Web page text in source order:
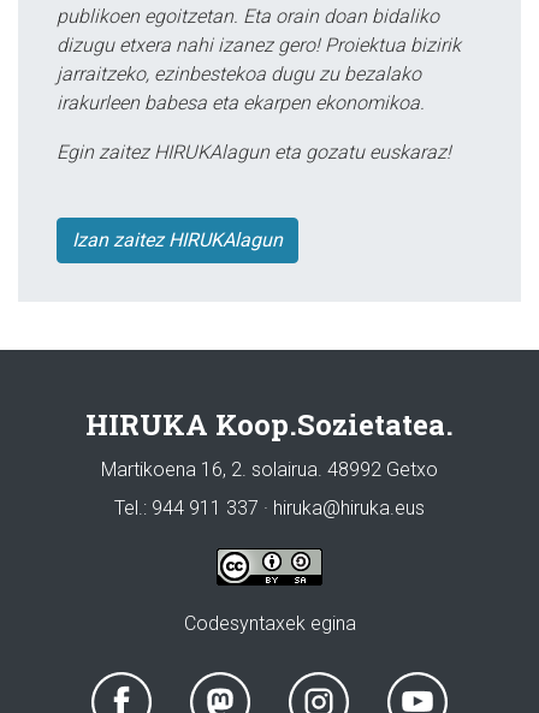
publikoen egoitzetan. Eta orain doan bidaliko
dizugu etxera nahi izanez gero! Proiektua bizirik
jarraitzeko, ezinbestekoa dugu zu bezalako
irakurleen babesa eta ekarpen ekonomikoa.
Egin zaitez HIRUKAlagun eta gozatu euskaraz!
Izan zaitez HIRUKAlagun
HIRUKA Koop.Sozietatea.
Martikoena 16, 2. solairua. 48992 Getxo
Tel.: 944 911 337 · hiruka@hiruka.eus
Codesyntaxek egina